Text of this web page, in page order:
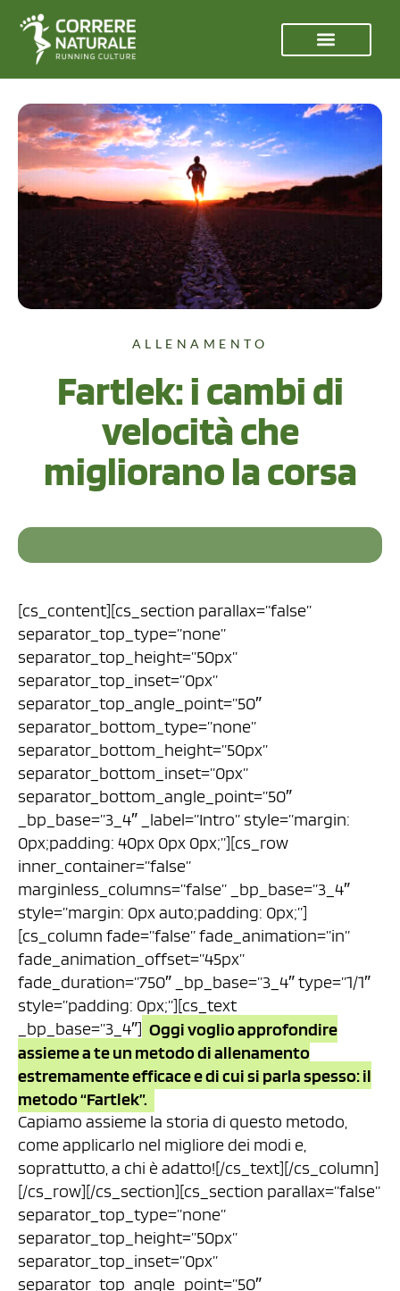
ALLENAMENTO
Fartlek: i cambi di
velocità che
migliorano la corsa
[cs_content][cs_section parallax=”false”
separator_top_type=”none”
separator_top_height=”50px”
separator_top_inset=”0px”
separator_top_angle_point=”50″
separator_bottom_type=”none”
separator_bottom_height=”50px”
separator_bottom_inset=”0px”
separator_bottom_angle_point=”50″
_bp_base=”3_4″ _label=”Intro” style=”margin:
0px;padding: 40px 0px 0px;”][cs_row
inner_container=”false”
marginless_columns=”false” _bp_base=”3_4″
style=”margin: 0px auto;padding: 0px;”]
[cs_column fade=”false” fade_animation=”in”
fade_animation_offset=”45px”
fade_duration=”750″ _bp_base=”3_4″ type=”1/1″
style=”padding: 0px;”][cs_text
_bp_base=”3_4″] Oggi voglio approfondire
assieme a te un metodo di allenamento
estremamente efficace e di cui si parla spesso: il
metodo “Fartlek”.
Capiamo assieme la storia di questo metodo,
come applicarlo nel migliore dei modi e,
soprattutto, a chi è adatto![/cs_text][/cs_column]
[/cs_row][/cs_section][cs_section parallax=”false”
separator_top_type=”none”
separator_top_height=”50px”
separator_top_inset=”0px”
separator_top_angle_point=”50″